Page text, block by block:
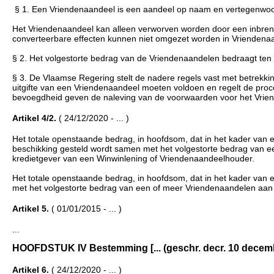
§ 1. Een Vriendenaandeel is een aandeel op naam en
Het Vriendenaandeel kan alleen verworven worden door een
converteerbare effecten kunnen niet omgezet worden in
§ 2. Het volgestorte bedrag van de Vriendenaandelen bedraagt
§ 3. De Vlaamse Regering stelt de nadere regels vast met
uitgifte van een Vriendenaandeel moeten voldoen en regelt de
bevoegdheid geven de naleving van de voorwaarden voor het
Artikel 4/2. ( 24/12/2020 - ... )
Het totale openstaande bedrag, in hoofdsom, dat in het kader
beschikking gesteld wordt samen met het volgestorte bedrag van
kredietgever van een Winwinlening of Vriendenaandeelhouder.
Het totale openstaande bedrag, in hoofdsom, dat in het kader
met het volgestorte bedrag van een of meer Vriendenaandelen
Artikel 5. ( 01/01/2015 - ... )
HOOFDSTUK IV Bestemming [... (geschr. decr. 10
Artikel 6. ( 24/12/2020 - ... )